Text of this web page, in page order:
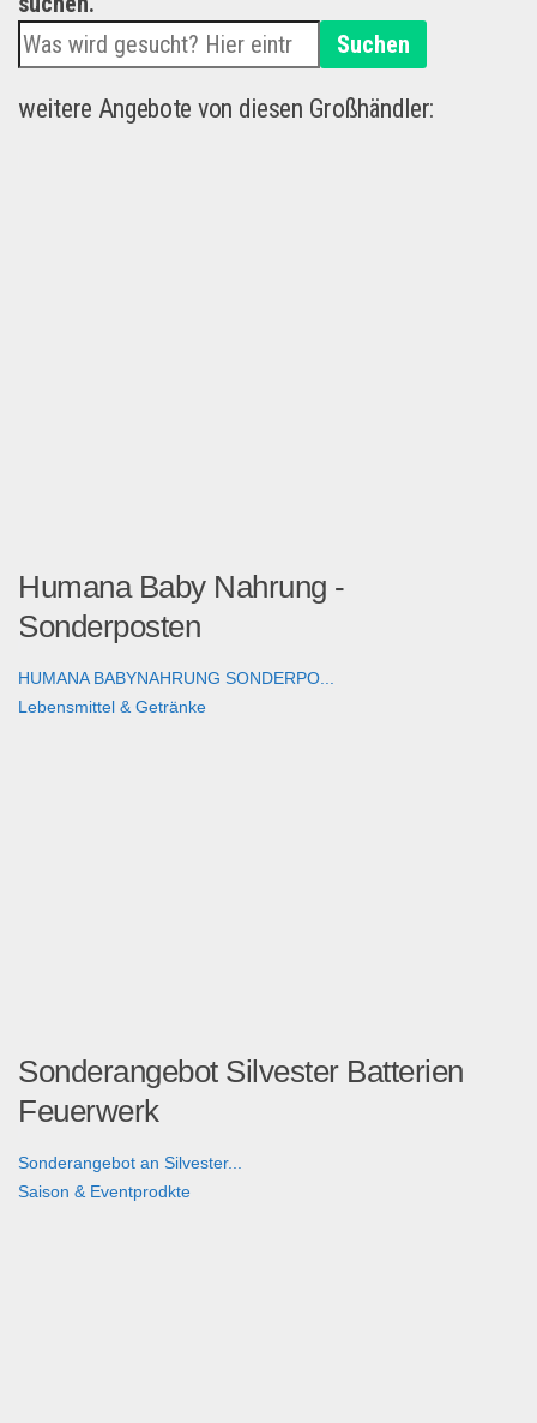
Suchen
weitere Angebote von diesen Großhändler:
Humana Baby Nahrung -
Sonderposten
HUMANA BABYNAHRUNG SONDERPO...
Lebensmittel & Getränke
Sonderangebot Silvester Batterien
Feuerwerk
Sonderangebot an Silvester...
Saison & Eventprodkte